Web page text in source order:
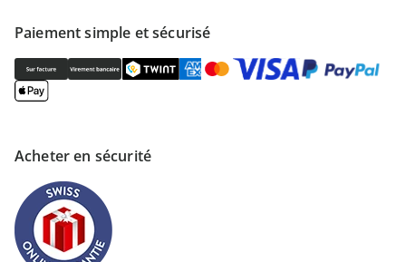
Paiement simple et sécurisé
Acheter en sécurité